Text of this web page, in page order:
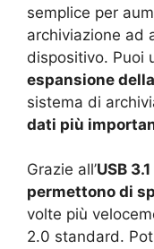
semplice per
archiviazione ad
dispositivo. Puoi
espansione
sistema di
dati più
Grazie all’USB
permettono di
volte più
2.0 standard.